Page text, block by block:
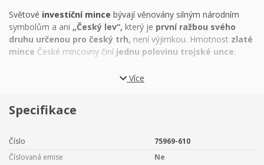
Světové investiční mince bývají věnovány silným národním
symbolům a ani „Český lev“, který je první ražbou svého
druhu určenou pro český trh, není výjimkou. Hmotnost zlaté
mince České mincovny činí jednu polovinu trojské unce.
Nejznámější příběh o tom, jak se exotický
zvířat v boji s lítou saní. Věrohodnější vysvětlení nabízejí
odměnil
královskou korunou a novým
erbovním zvířetem, které nahradilo dosavadní orlici. Lev
Více
Specifikace
Číslo
75969-610
Číslovaná emise
Ne